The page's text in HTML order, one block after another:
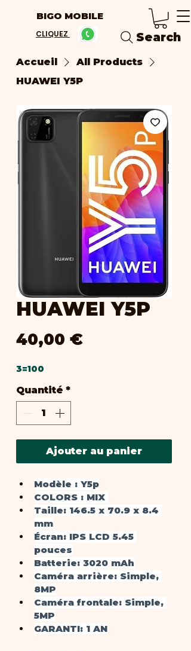
BIGO MOBILE
CLIQUEZ Search
Accueil
All Products
HUAWEI Y5P
HUAWEI Y5P
40,00 €Prix
3=100
Quantité *
Ajouter au panier
Modèle : Y5p
COLORS : MIX
Taille: 146.5 x 70.9 x 8.4
mm
Écran: IPS LCD 5.45
pouces
Batterie: 3020 mAh
Caméra arrière: Simple,
8MP
Caméra frontale: Simple,
5MP
GARANTI: 1 AN